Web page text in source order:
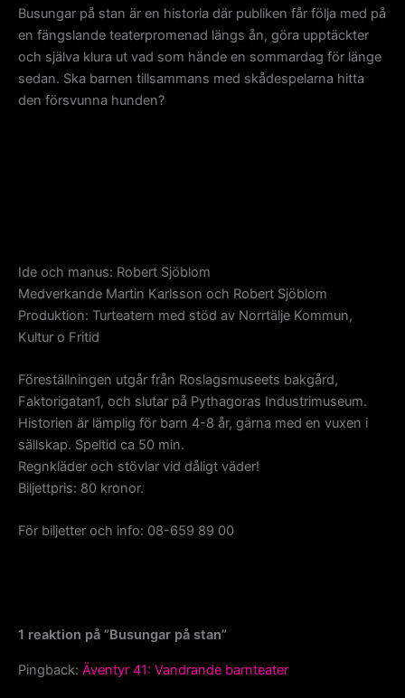
Busungar på stan är en historia där publiken får följa med på
en fängslande teaterpromenad längs ån, göra upptäckter
och själva klura ut vad som hände en sommardag för länge
sedan. Ska barnen tillsammans med skådespelarna hitta
den försvunna hunden?
Ide och manus: Robert Sjöblom
Medverkande Martin Karlsson och Robert Sjöblom
Produktion: Turteatern med stöd av Norrtälje Kommun,
Kultur o Fritid
Föreställningen utgår från Roslagsmuseets bakgård,
Faktorigatan1, och slutar på Pythagoras Industrimuseum.
Historien är lämplig för barn 4-8 år, gärna med en vuxen i
sällskap. Speltid ca 50 min.
Regnkläder och stövlar vid dåligt väder!
Biljettpris: 80 kronor.
För biljetter och info: 08-659 89 00
1 reaktion på ”Busungar på stan”
Pingback: Äventyr 41: Vandrande barnteater